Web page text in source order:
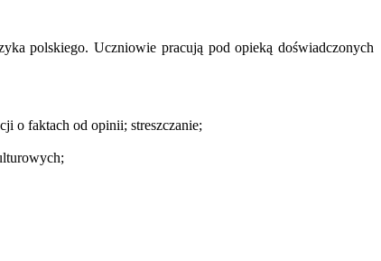
polskiego. Uczniowie pracują pod opieką doświadczonych
o faktach od opinii; streszczanie;